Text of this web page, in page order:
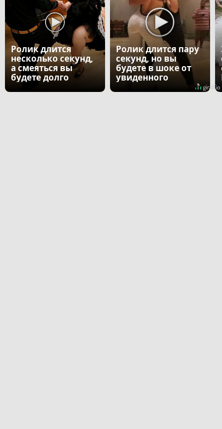
Ролик длится
несколько секунд,
а смеяться вы
будете долго
Ролик длится пару
секунд, но вы
будете в шоке от
увиденного